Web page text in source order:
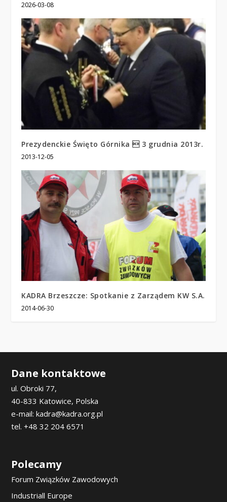
2026-03-08
Prezydenckie Święto Górnika  3 grudnia 2013r.
2013-12-05
KADRA Brzeszcze: Spotkanie z Zarządem KW S.A.
2014-06-30
Dane kontaktowe
ul. Obroki 77,
40-833 Katowice, Polska
e-mail: kadra@kadra.org.pl
tel. +48 32 204 6571
Polecamy
Forum Związków Zawodowych
Industriall Europe